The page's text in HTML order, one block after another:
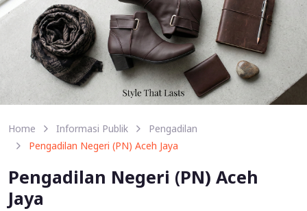
Home Informasi Publik
Pengadilan
Pengadilan Negeri (PN) Aceh Jaya
Pengadilan Negeri (PN) Aceh
Jaya